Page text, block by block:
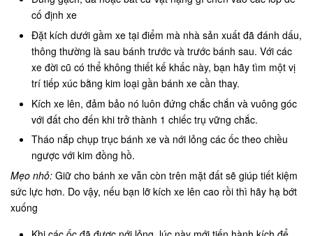
cố định xe
Đặt kích dưới gầm xe tại điểm mà nhà sản xuất đã đánh dấu,
thông thường là sau bánh trước và trước bánh sau. Với các
xe đời cũ có thể không thiết kế khấc này, bạn hãy tìm một vị
trí tiếp xúc bằng kim loại gần bánh xe cần thay.
Kích xe lên, đảm bảo nó luôn đứng chắc chắn và vuông góc
với đất cho đến khi trở thành 1 chiếc trụ vững chắc.
Tháo nắp chụp trục bánh xe và nới lỏng các ốc theo chiều
ngược với kim đồng hồ.
Mẹo nhỏ: Giữ cho bánh xe vẫn còn trên mặt đất sẽ giúp tiết kiệm
sức lực hơn. Do vậy, nếu bạn lỡ kích xe lên cao rồi thì hãy hạ bớt
xuống